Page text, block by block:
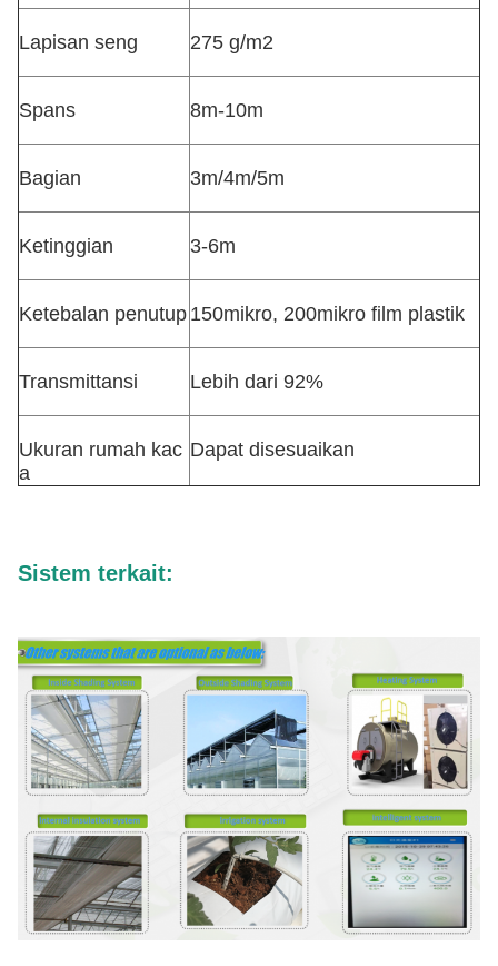
Lapisan seng 275 g/m2
Spans 8m-10m
Bagian 3m/4m/5m
Ketinggian 3-6m
Ketebalan penutup 150mikro, 200mikro film plastik
Transmittansi Lebih dari 92%
Ukuran rumah kac
a
Dapat disesuaikan
Sistem terkait: